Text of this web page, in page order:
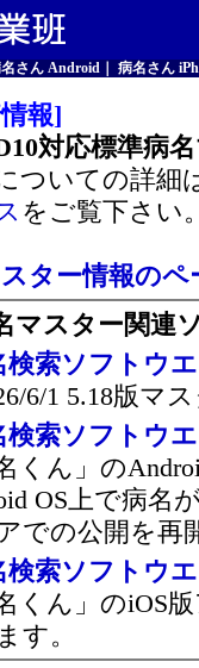
さん Android
病名さん
報]
対応標準病
ついての詳細
をご覧下さい
ター情報のペ
マスター関連
検索ソフトウ
6/1 5.18版マ
検索ソフトウ
名くん」の
OS上で病名
での公開を再
検索ソフトウ
名くん」のiOS
す。